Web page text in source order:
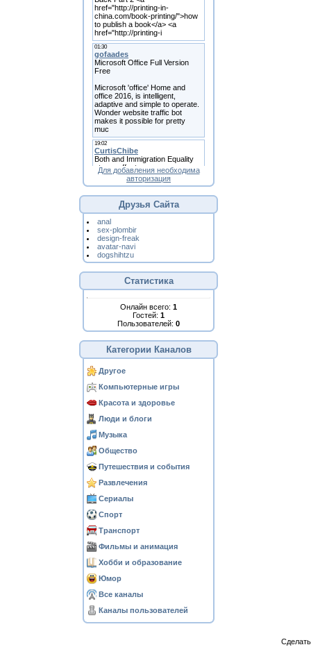
Для добавления необходима
авторизация
Друзья Сайта
anal
sex-plombir
design-freak
avatar-navi
dogshihtzu
Статистика
Онлайн всего: 1
Гостей: 1
Пользователей: 0
Категории Каналов
Другое
Компьютерные игры
Красота и здоровье
Люди и блоги
Музыка
Общество
Путешествия и события
Развлечения
Сериалы
Спорт
Транспорт
Фильмы и анимация
Хобби и образование
Юмор
Все каналы
Каналы пользователей